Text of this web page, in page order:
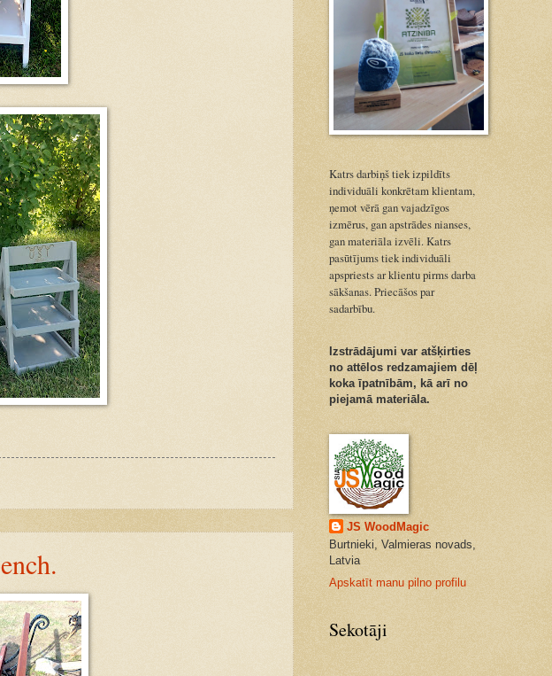
Katrs darbiņš tiek izpildīts
individuāli konkrētam klientam,
ņemot vērā gan vajadzīgos
izmērus, gan apstrādes nianses,
gan materiāla izvēli. Katrs
pasūtījums tiek individuāli
apspriests ar klientu pirms darba
sākšanas. Priecāšos par
sadarbību.
Izstrādājumi var atšķirties
no attēlos redzamajiem dēļ
koka īpatnībām, kā arī no
piejamā materiāla.
JS WoodMagic
Burtnieki, Valmieras novads,
Latvia
Apskatīt manu pilno profilu
Sekotāji